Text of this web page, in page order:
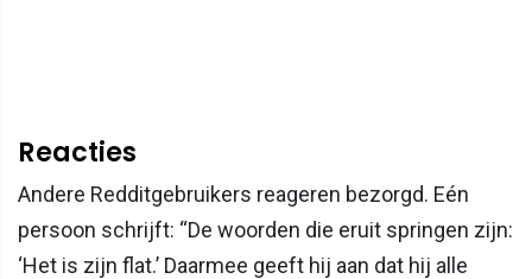
Reacties
Andere Redditgebruikers reageren bezorgd. Eén
persoon schrijft: “De woorden die eruit springen zijn:
‘Het is zijn flat.’ Daarmee geeft hij aan dat hij alle